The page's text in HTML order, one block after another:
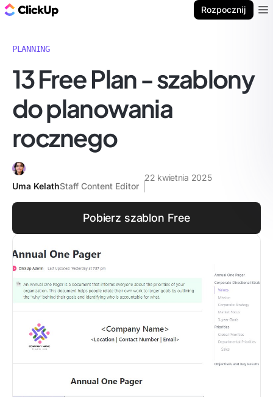
Rozpocznij
PLANNING
13 Free Plan - szablony
do planowania
rocznego
Uma KelathStaff Content Editor
22 kwietnia 2025
Pobierz szablon Free